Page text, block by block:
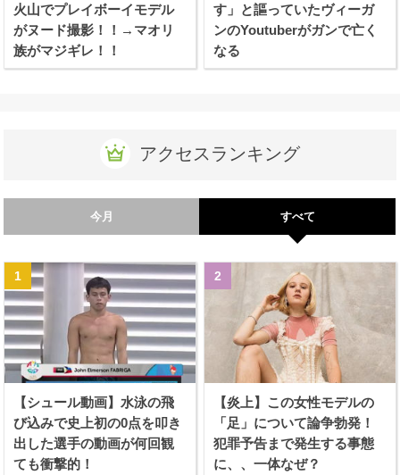
火山でプレイボーイモデル
がヌード撮影！！→マオリ
族がマジギレ！！
す」と謳っていたヴィーガ
ンのYoutuberがガンで亡く
なる
アクセスランキング
今月 すべて
【シュール動画】水泳の飛
び込みで史上初の0点を叩き
出した選手の動画が何回観
ても衝撃的！
【炎上】この女性モデルの
「足」について論争勃発！
犯罪予告まで発生する事態
に、、一体なぜ？